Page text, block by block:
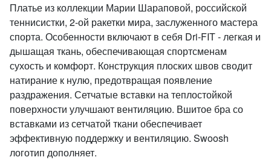
Платье из коллекции Марии Шараповой, российской
теннисистки, 2-ой ракетки мира, заслуженного мастера
спорта. Особенности включают в себя Dri-FIT - легкая и
дышащая ткань, обеспечивающая спортсменам
сухость и комфорт. Конструкция плоских швов сводит
натирание к нулю, предотвращая появление
раздражения. Сетчатые вставки на теплостойкой
поверхности улучшают вентиляцию. Вшитое бра со
вставками из сетчатой ткани обеспечивает
эффективную поддержку и вентиляцию. Swoosh
логотип дополняет.